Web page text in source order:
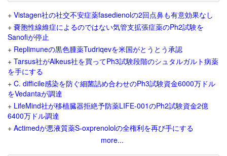
+ Vistagen社の社交不安症薬fasedienolの2回点鼻も有意効果なし
+ 嚢胞性線維症によるのではない気管支拡張症薬のPh2試験を
Sanofiが停止
+ Replimuneの黒色腫薬Tudriqevを米国がとうとう承認
+ Tarsus社がAlkeus社を買ってPh3試験段階のシュタルガルト病薬
を手にする
+ C. difficile感染を防ぐ細菌詰め合わせのPh3試験資金6000万ドル
をVedantaが調達
+ LifeMind社が移植臓器拒絶予防薬LIFE-001のPh2試験資金2億
6400万ドル調達
+ Actimedが悪液質薬S-oxprenololの全権利を再び手にする
more...